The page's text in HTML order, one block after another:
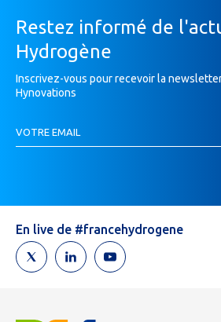
Restez informé de
Hydrogène
Inscrivez-vous pour recevoir la
Hynovations
Newsletter
VOTRE EMAIL
Si
un
humain,
ne
remplissez
pas
En live de #francehydrogene